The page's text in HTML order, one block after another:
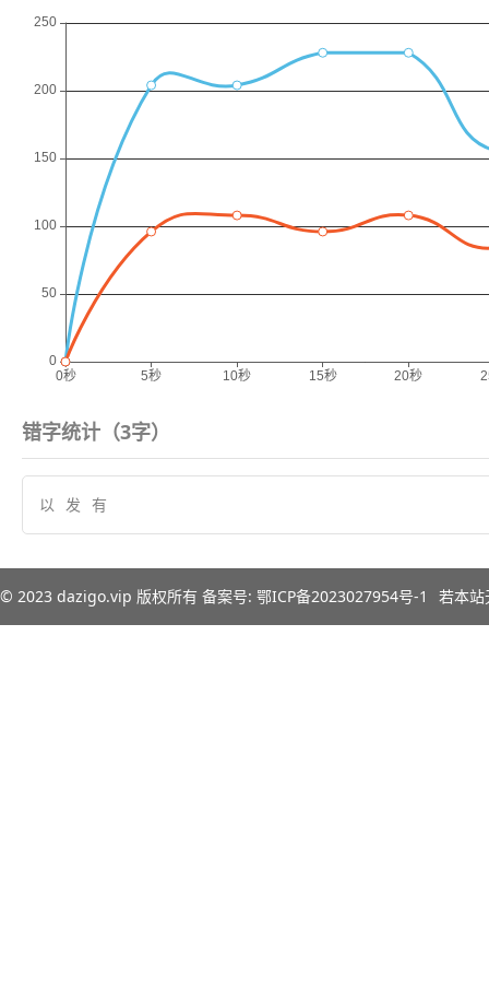
错字统计（3字）
以 发 有
© 2023 dazigo.vip 版权所有 备案号: 鄂ICP备2023027954号-1 若本